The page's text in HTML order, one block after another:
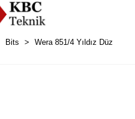
Bits >
Wera 851/4 Yıldız Düz